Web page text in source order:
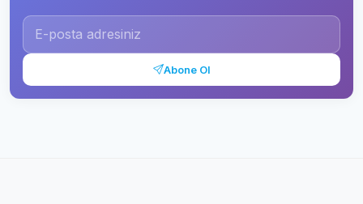
Abone Ol